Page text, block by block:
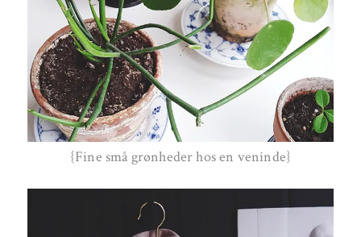
{Fine små grønheder hos en veninde}